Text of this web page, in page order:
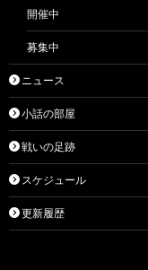
開催中
募集中
ニュース
小話の部屋
戦いの足跡
スケジュール
更新履歴